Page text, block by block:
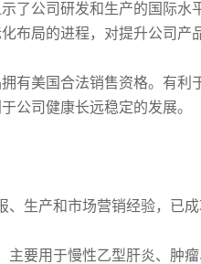
了公司研发和生产的国际水
布局的进程，对提升公司产
有美国合法销售资格。有利
公司健康长远稳定的发展。
生产和市场营销经验，已
主要用于慢性乙型肝炎、肿